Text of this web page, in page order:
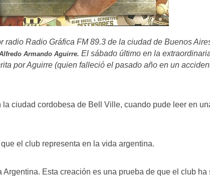
radio Radio Gráfica FM 89.3 de la ciudad de Buenos
Armando Aguirre.El sábado último en la
por Aguirre (quien falleció el pasado año en un
ciudad cordobesa de Bell Ville, cuando pude leer en
el club representa en la vida argentina.
Esta creación es una prueba de que el club